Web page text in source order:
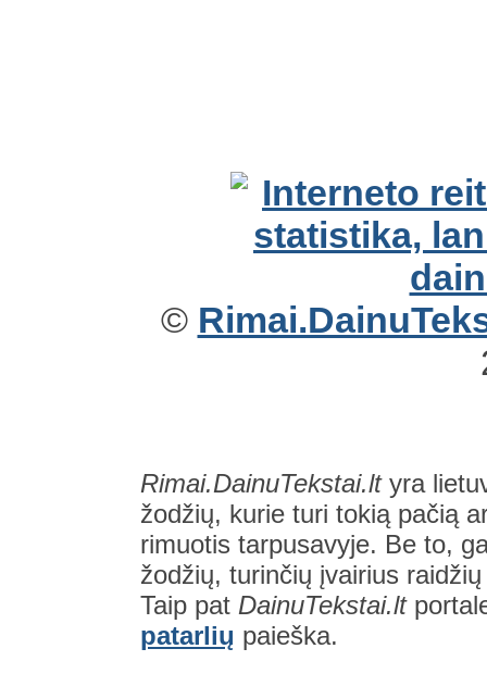
©
Rimai.DainuTekstai.ltyra
žodžių, kurie turi tokią pačią
rimuotis tarpusavyje. Be to,
žodžių, turinčių įvairius
Taip pat DainuTekstai.lt
patarlių paieška.